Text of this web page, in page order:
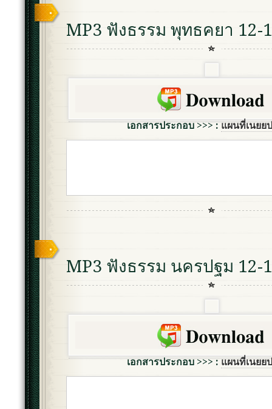
MP3 ฟังธรรม พุทธคยา 12-
เอกสารประกอบ >>> :แผนที่เนยย
MP3 ฟังธรรม นครปฐม 12-
เอกสารประกอบ >>> :แผนที่เนยย